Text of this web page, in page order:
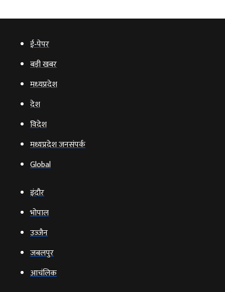
ई‑पेपर
बड़ी खबर
मध्‍यप्रदेश
देश
विदेश
मध्यप्रदेश जनसंपर्क
Global
इंदौर
भोपाल
उज्‍जैन
जबलपुर
आचंलिक